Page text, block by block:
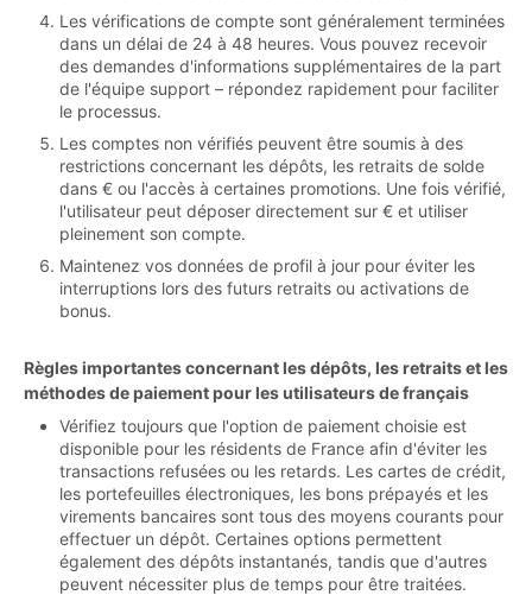
Les vérifications de compte sont généralement terminées
dans un délai de 24 à 48 heures. Vous pouvez recevoir
des demandes d'informations supplémentaires de la part
de l'équipe support – répondez rapidement pour faciliter
le processus.
Les comptes non vérifiés peuvent être soumis à des
restrictions concernant les dépôts, les retraits de solde
dans € ou l'accès à certaines promotions. Une fois vérifié,
l'utilisateur peut déposer directement sur € et utiliser
pleinement son compte.
Maintenez vos données de profil à jour pour éviter les
interruptions lors des futurs retraits ou activations de
bonus.
Règles importantes concernant les dépôts, les retraits et les
méthodes de paiement pour les utilisateurs de français
Vérifiez toujours que l'option de paiement choisie est
disponible pour les résidents de France afin d'éviter les
transactions refusées ou les retards. Les cartes de crédit,
les portefeuilles électroniques, les bons prépayés et les
virements bancaires sont tous des moyens courants pour
effectuer un dépôt. Certaines options permettent
également des dépôts instantanés, tandis que d'autres
peuvent nécessiter plus de temps pour être traitées.